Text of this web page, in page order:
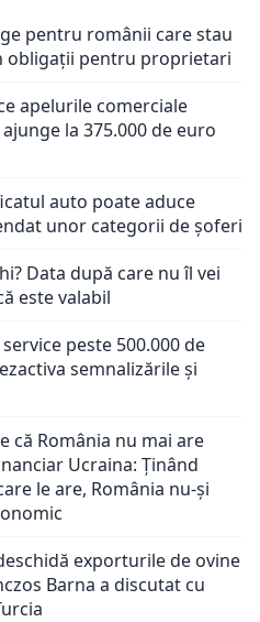
pentru românii care stau
obligații pentru proprietari
apelurile comerciale
la 375.000 de euro
auto poate aduce
unor categorii de șoferi
Data după care nu îl vei
este valabil
peste 500.000 de
semnalizările și
că România nu mai are
Ucraina: Ținând
le are, România nu-și
exporturile de ovine
Barna a discutat cu